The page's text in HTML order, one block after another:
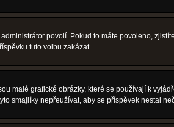
povolí. Pokud to máte povoleno,
tuto volbu zakázat.
malé grafické obrázky, které se používají k
smajlíky nepřeužívat, aby se příspěvek nestal